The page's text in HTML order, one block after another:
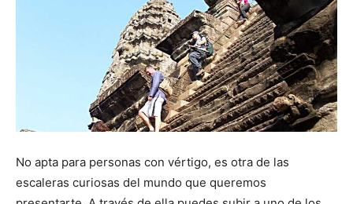
No apta para personas con vértigo, es otra de las
escaleras curiosas del mundo que queremos